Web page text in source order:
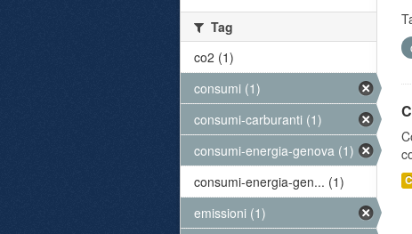
Tag
co2 (1)
consumi (1)
consumi-carburanti (1)
consumi-energia-genova (1)
consumi-energia-gen... (1)
emissioni (1)